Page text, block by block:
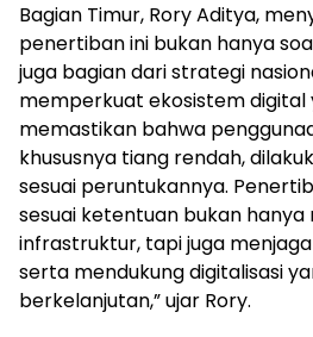
Bagian Timur, Rory Aditya,
penertiban ini bukan hanya
juga bagian dari strategi
memperkuat ekosistem digital
memastikan bahwa
khususnya tiang rendah,
sesuai peruntukannya.
sesuai ketentuan bukan hanya
infrastruktur, tapi juga
serta mendukung digitalisasi
berkelanjutan,” ujar Rory.